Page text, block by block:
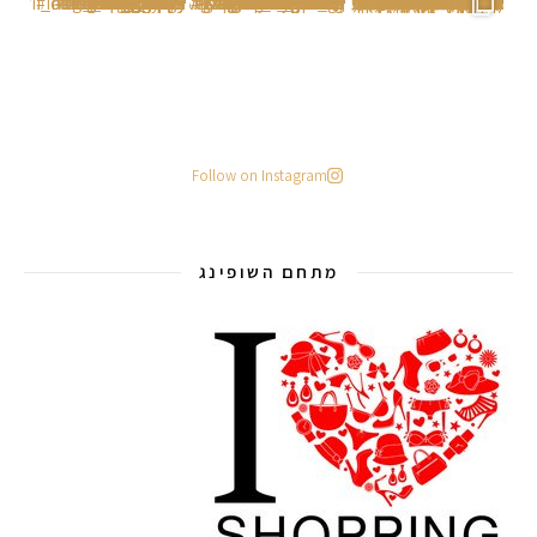
Follow on Instagram
מתחם השופינג